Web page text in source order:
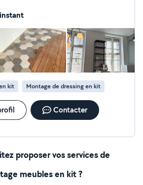
réactifs et passionnés, avec une
aux détails et à la qualité des
un travail soigné, des délais
personnalisé. Devis
pas à nous contacter.
kit Montage de dressing en kit
Contacter
proposer vos services de
meubles en kit ?